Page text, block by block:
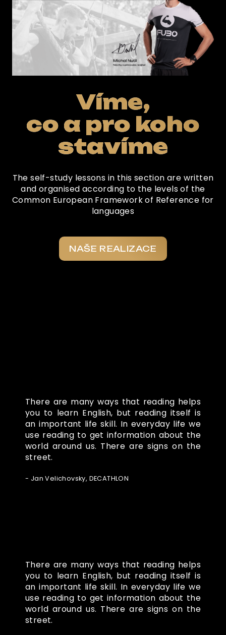
Víme,
co a pro koho
stavíme
The self-study lessons in this section are written
and organised according to the levels of the
Common European Framework of Reference for
languages
NAŠE REALIZACE
There are many ways that reading helps
you to learn English, but reading itself is
an important life skill. In everyday life we
use reading to get information about the
world around us. There are signs on the
street.
- Jan Velichovsky, DECATHLON
There are many ways that reading helps
you to learn English, but reading itself is
an important life skill. In everyday life we
use reading to get information about the
world around us. There are signs on the
street.